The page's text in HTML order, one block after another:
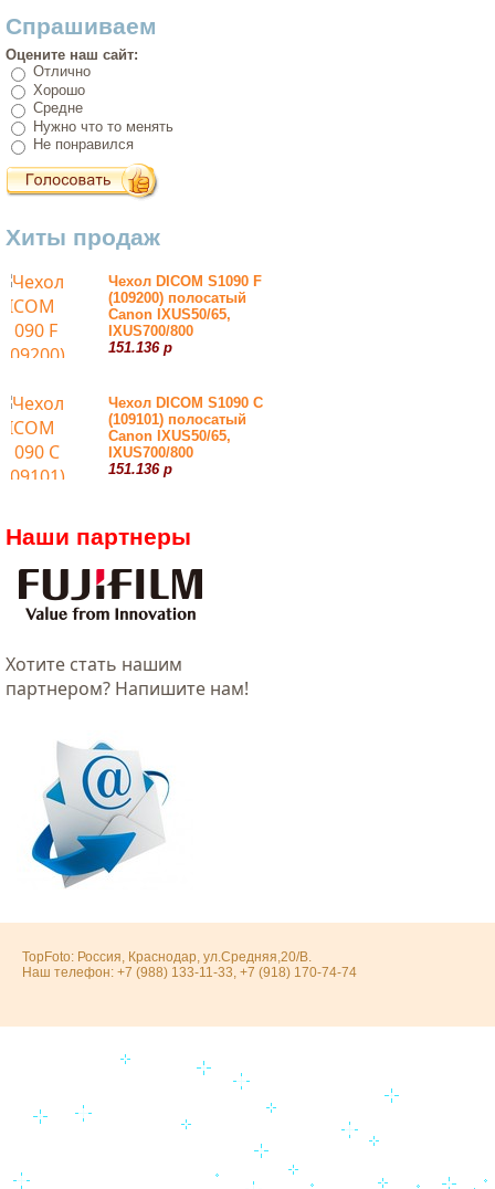
Спрашиваем
Оцените наш сайт:
Отлично
Хорошо
Средне
Нужно что то менять
Не понравился
Хиты продаж
Чехол DICOM S1090 F
(109200) полосатый
Canon IXUS50/65,
IXUS700/800
151.136 р
Чехол DICOM S1090 С
(109101) полосатый
Canon IXUS50/65,
IXUS700/800
151.136 р
Наши партнеры
Хотитe стать нашим
партнером? Напишите нам!
TopFoto: Россия, Краснодар, ул.Средняя,20/В.
Наш телефон: +7 (988) 133-11-33, +7 (918) 170-74-74